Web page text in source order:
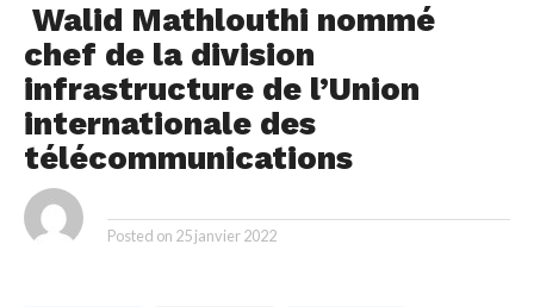
Walid Mathlouthi nommé
chef de la division
infrastructure de l’Union
internationale des
télécommunications
Posted on 25 janvier 2022